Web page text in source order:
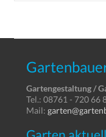
Gartengestaltung /
Tel.: 08761 - 720 66
Mail: